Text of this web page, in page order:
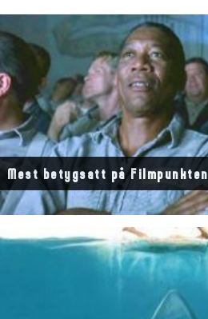
Mest betygsatt på Filmpunkten